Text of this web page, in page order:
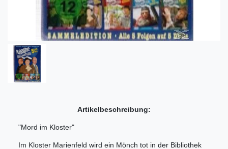
Artikelbeschreibung:
"Mord im Kloster"
Im Kloster Marienfeld wird ein Mönch tot in der Bibliothek